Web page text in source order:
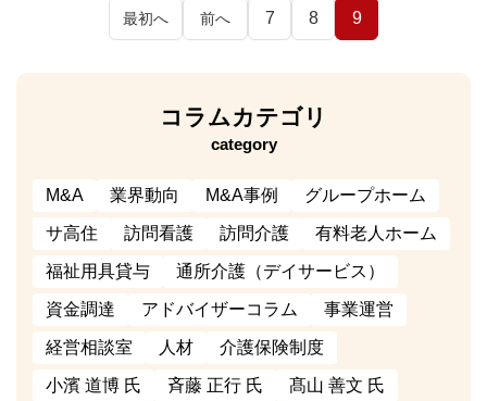
最初へ 前へ 7 8 9
コラムカテゴリ
category
M&A 業界動向 M&A事例 グループホーム
サ高住 訪問看護 訪問介護 有料老人ホーム
福祉用具貸与 通所介護（デイサービス）
資金調達 アドバイザーコラム 事業運営
経営相談室 人材 介護保険制度
小濱 道博 氏 斉藤 正行 氏 髙山 善文 氏